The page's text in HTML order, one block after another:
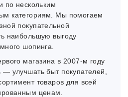
по нескольким
категориям. Мы помогаем
покупательной
наибольшую выгоду
шопинга.
магазина в 2007-м году
улучшать быт покупателей,
товаров для всей
ценам.